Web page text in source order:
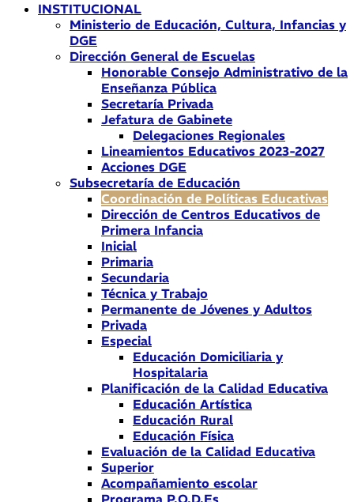
INSTITUCIONAL
Ministerio de Educación, Cultura, Infancias y
DGE
Dirección General de Escuelas
Honorable Consejo Administrativo de la
Enseñanza Pública
Secretaría Privada
Jefatura de Gabinete
Delegaciones Regionales
Lineamientos Educativos 2023-2027
Acciones DGE
Subsecretaría de Educación
Coordinación de Políticas Educativas
Dirección de Centros Educativos de
Primera Infancia
Inicial
Primaria
Secundaria
Técnica y Trabajo
Permanente de Jóvenes y Adultos
Privada
Especial
Educación Domiciliaria y
Hospitalaria
Planificación de la Calidad Educativa
Educación Artística
Educación Rural
Educación Física
Evaluación de la Calidad Educativa
Superior
Acompañamiento escolar
Programa P.O.D.Es